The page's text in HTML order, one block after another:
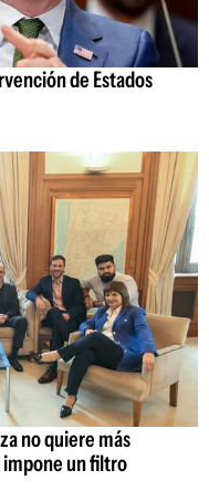
de Estados
no quiere más
un filtro